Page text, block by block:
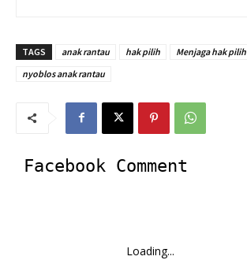
TAGS anak rantau hak pilih
Menjaga hak pilih
nyoblos anak rantau
Facebook Comment
Loading...